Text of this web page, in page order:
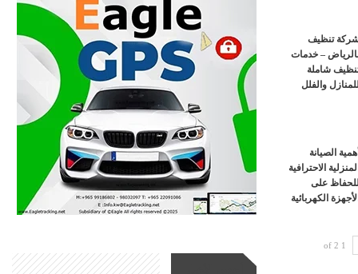
تنظيف
– خدمات
شاملة
للمنازل والفلل
أهمية الصيانة
المنزلية الاحترافية
للحفاظ على
الأجهزة الكهربائية
1 of 2